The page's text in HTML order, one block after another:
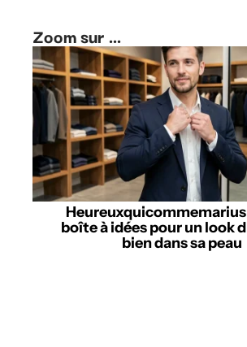
Zoom sur ...
boîte à idées pour un look
bien dans sa peau